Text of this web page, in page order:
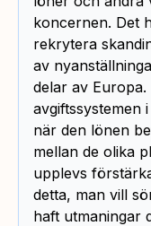
koncernen. Det
rekrytera
av
delar av
avgiftssystemen
när den lönen
mellan de olika
upplevs
detta, man vill
haft utmaningar